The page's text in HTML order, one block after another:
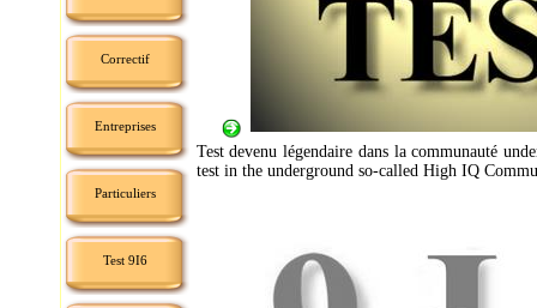
Correctif
Entreprises
Particuliers
Test 9I6
Test devenu légendaire dans la communauté
test in the underground so-called High IQ